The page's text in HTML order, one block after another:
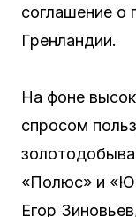
соглашение о
Гренландии.
На фоне
спросом
«Полюс» и
Егор